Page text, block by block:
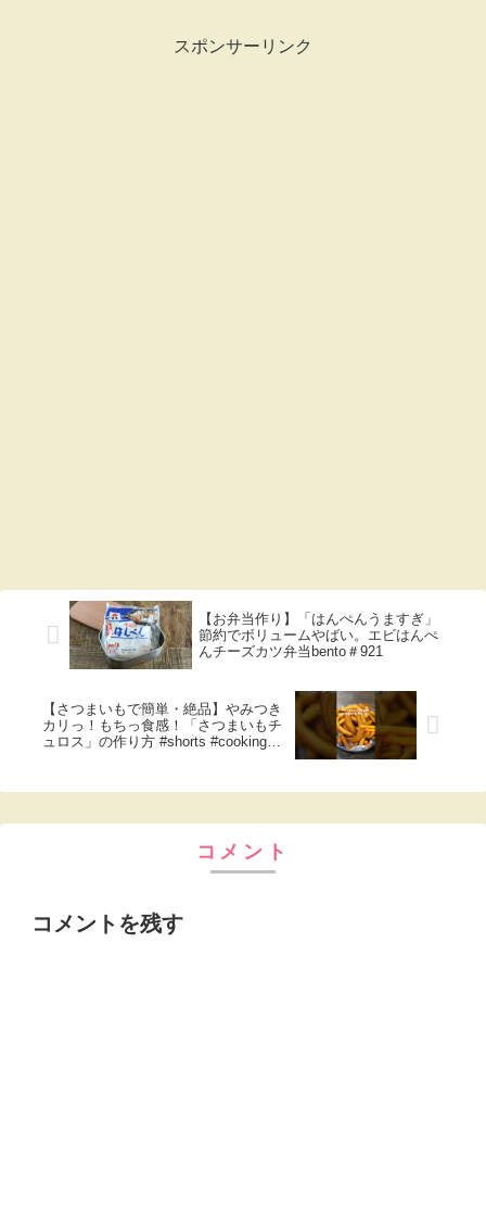
スポンサーリンク
【お弁当作り】「はんぺんうますぎ」
節約でボリュームやばい。エビはんぺ
んチーズカツ弁当bento＃921
【さつまいもで簡単・絶品】やみつき
カリっ！もちっ食感！「さつまいもチ
ュロス」の作り方 #shorts #cooking
コメント
コメントを残す